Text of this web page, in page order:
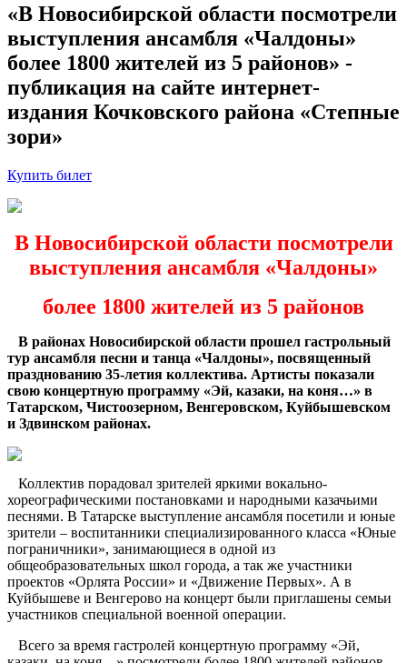
«В Новосибирской области посмотрели
выступления ансамбля «Чалдоны»
более 1800 жителей из 5 районов» -
публикация на сайте интернет-
издания Кочковского района «Степные
зори»
Купить билет
В Новосибирской области посмотрели
выступления ансамбля «Чалдоны»
более 1800 жителей из 5 районов
В районах Новосибирской области прошел гастрольный
тур ансамбля песни и танца «Чалдоны», посвященный
празднованию 35-летия коллектива. Артисты показали
свою концертную программу «Эй, казаки, на коня…» в
Татарском, Чистоозерном, Венгеровском, Куйбышевском
и Здвинском районах.
Коллектив порадовал зрителей яркими вокально-
хореографическими постановками и народными казачьими
песнями. В Татарске выступление ансамбля посетили и юные
зрители – воспитанники специализированного класса «Юные
пограничники», занимающиеся в одной из
общеобразовательных школ города, а так же участники
проектов «Орлята России» и «Движение Первых». А в
Куйбышеве и Венгерово на концерт были приглашены семьи
участников специальной военной операции.
Всего за время гастролей концертную программу «Эй,